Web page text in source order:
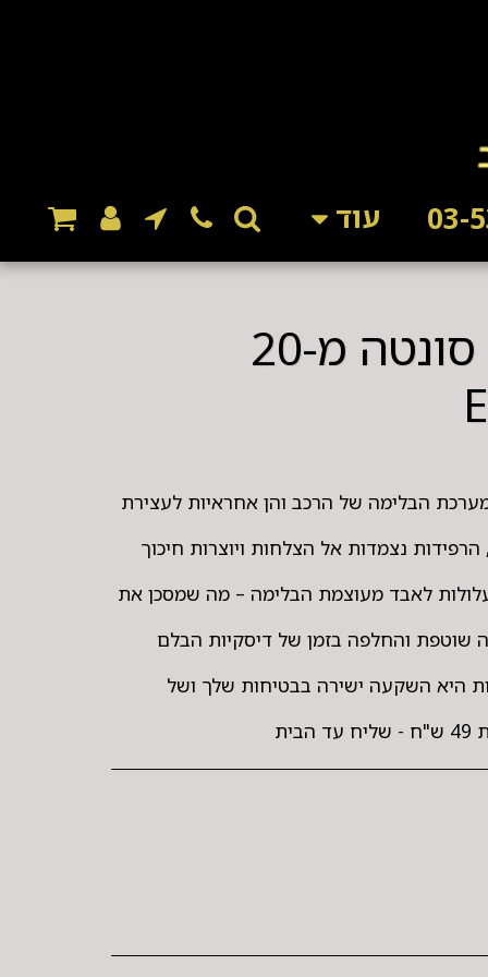
עוד
צלחות בלם קד' קונה היבריד, קונה EV, סונטה מ-20
הבלימה של הרכב והן אחראיות לעצירת
נצמדות אל הצלחות ויוצרות חיכוך
לאבד מעוצמת הבלימה – מה שמסכן את
שוטפת והחלפה בזמן של דיסקיות הבלם
היא השקעה ישירה בבטיחות שלך ושל